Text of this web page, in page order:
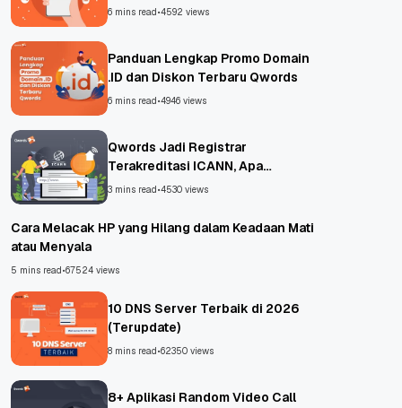
6 mins read •4592 views
Panduan Lengkap Promo Domain
.ID dan Diskon Terbaru Qwords
6 mins read •4946 views
Qwords Jadi Registrar
Terakreditasi ICANN, Apa
Untungnya?
3 mins read •4530 views
Cara Melacak HP yang Hilang dalam Keadaan Mati
atau Menyala
5 mins read •67524 views
10 DNS Server Terbaik di 2026
(Terupdate)
8 mins read •62350 views
8+ Aplikasi Random Video Call